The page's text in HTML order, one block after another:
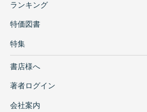
ランキング
特価図書
特集
書店様へ
著者ログイン
会社案内